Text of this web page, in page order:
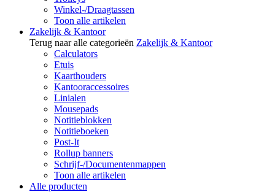
Winkel-/Draagtassen
Toon alle artikelen
Zakelijk & Kantoor
Terug naar alle categorieën Zakelijk & Kantoor
Calculators
Etuis
Kaarthouders
Kantooraccessoires
Linialen
Mousepads
Notitieblokken
Notitieboeken
Post-It
Rollup banners
Schrijf-/Documentenmappen
Toon alle artikelen
Alle producten